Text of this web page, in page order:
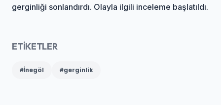
gerginliği sonlandırdı. Olayla ilgili inceleme başlatıldı.
ETİKETLER
#İnegöl #gerginlik